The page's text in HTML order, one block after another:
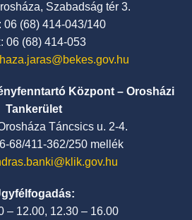
Szabadság tér 3.
06 (68) 414-043/140
06 (68) 414-053
Központ – Orosházi
Tankerület
Táncsics u. 2-4.
68/411-362/250 mellék
– 12.00, 12.30 – 16.00